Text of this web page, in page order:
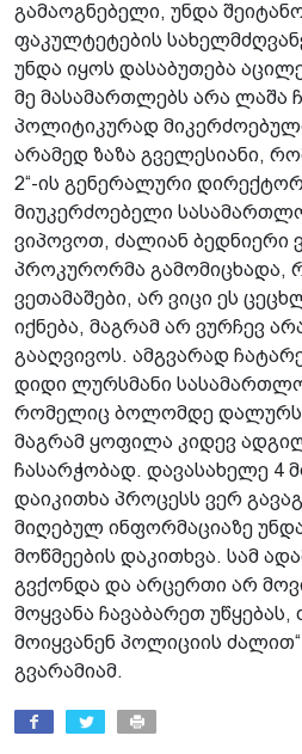
გამაოგნებელი, უნდა
ფაკულტეტების
უნდა იყოს დასაბუთება
მე მასამართლებს არა ლაშა
პოლიტიკურად
არამედ ზაზა გველესიანი,
2“-ის გენერალური
მიუკერძოებელი
ვიპოვოთ, ძალიან ბედნიერი
პროკურორმა გამომიცხადა,
ვეთამაშები, არ ვიცი ეს
იქნება, მაგრამ არ ვურჩევ
გააღვივოს. ამგვარად
დიდი ლურსმანი
რომელიც ბოლომდე
მაგრამ ყოფილა კიდევ
ჩასარჭობად. დავასახელე 4
დაიკითხა პროცესს ვერ
მიღებულ ინფორმაციაზე
მოწმეების დაკითხვა. სამ
გვქონდა და არცერთი არ
მოყვანა ჩავაბარეთ
მოიყვანენ პოლიციის
გვარამიამ.